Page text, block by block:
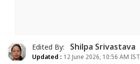
Edited By: Shilpa Srivastava
Updated : 12 June 2026, 10:56 AM IST